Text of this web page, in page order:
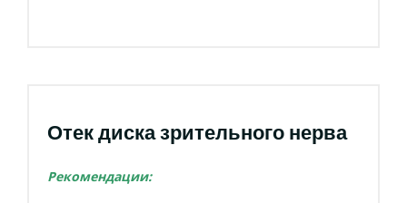
Отек диска зрительного нерва
Рекомендации: